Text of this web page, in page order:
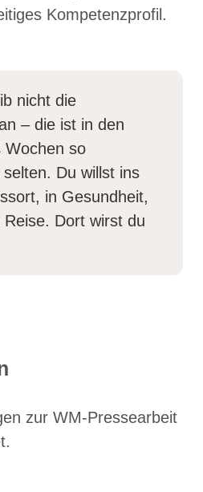
Kompetenzprofil.
nicht die
– die ist in den
Wochen so
Du willst ins
in Gesundheit,
Dort wirst du
zur WM-Pressearbeit